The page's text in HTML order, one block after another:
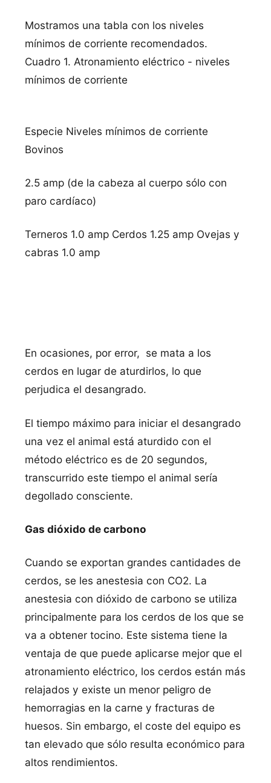
Mostramos una tabla con los niveles
mínimos de corriente recomendados.
Cuadro 1. Atronamiento eléctrico - niveles
mínimos de corriente
Especie Niveles mínimos de corriente
Bovinos
2.5 amp (de la cabeza al cuerpo sólo con
paro cardíaco)
Terneros 1.0 amp Cerdos 1.25 amp Ovejas y
cabras 1.0 amp
En ocasiones, por error, se mata a los
cerdos en lugar de aturdirlos, lo que
perjudica el desangrado.
El tiempo máximo para iniciar el desangrado
una vez el animal está aturdido con el
método eléctrico es de 20 segundos,
transcurrido este tiempo el animal sería
degollado consciente.
Gas dióxido de carbono
Cuando se exportan grandes cantidades de
cerdos, se les anestesia con CO2. La
anestesia con dióxido de carbono se utiliza
principalmente para los cerdos de los que se
va a obtener tocino. Este sistema tiene la
ventaja de que puede aplicarse mejor que el
atronamiento eléctrico, los cerdos están más
relajados y existe un menor peligro de
hemorragias en la carne y fracturas de
huesos. Sin embargo, el coste del equipo es
tan elevado que sólo resulta económico para
altos rendimientos.